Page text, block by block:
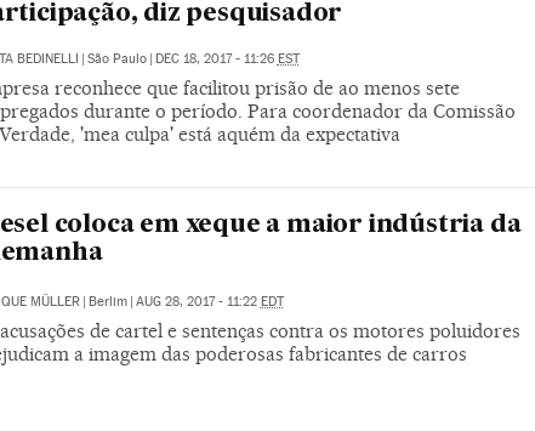
diz pesquisador
BEDINELLI | São Paulo | DEC 18, 2017 - 11:26 EST
reconhece que facilitou prisão de ao menos sete
durante o período. Para coordenador da Comissão
'mea culpa' está aquém da expectativa
coloca em xeque a maior indústria da
MÜLLER | Berlim | AUG 28, 2017 - 11:22 EDT
de cartel e sentenças contra os motores poluidores
a imagem das poderosas fabricantes de carros